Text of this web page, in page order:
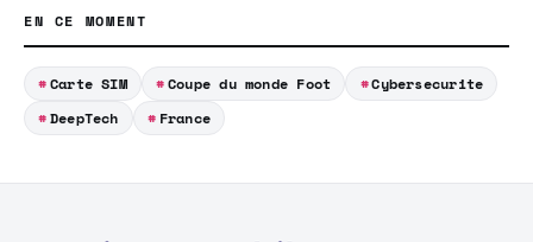
EN CE MOMENT
Carte SIM Coupe du monde Foot
Cybersecurite
DeepTech
France